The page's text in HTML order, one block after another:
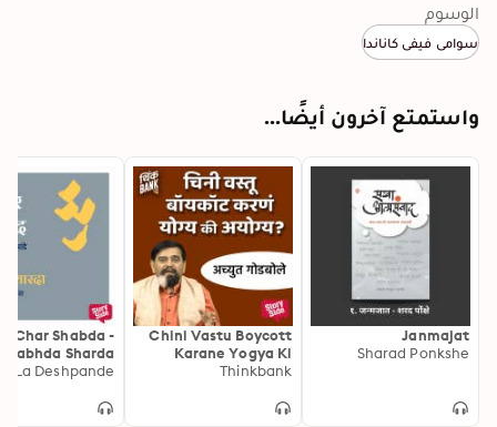
الوسوم
سوامي فيفي كاناندا
واستمتع آخرون أيضًا...
Janmajat
Sharad Ponkshe
Chini Vastu Boycott
Karane Yogya Ki
Ayogya?
Thinkbank
Char Shabda -
Sharda
La Deshpande